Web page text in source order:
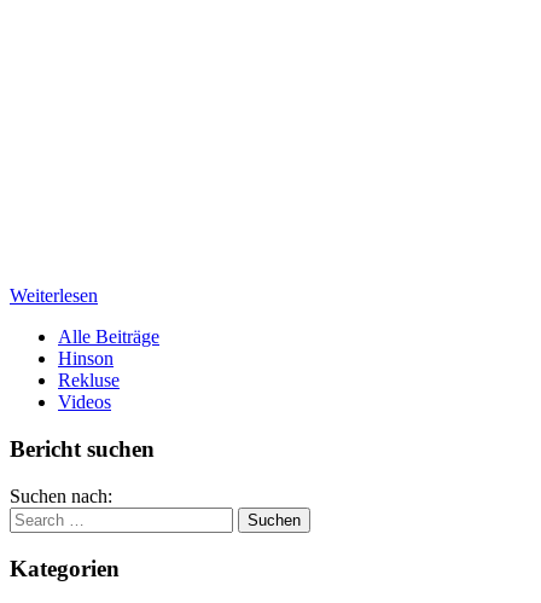
Weiterlesen
Alle Beiträge
Hinson
Rekluse
Videos
Bericht suchen
Suchen nach:
Kategorien